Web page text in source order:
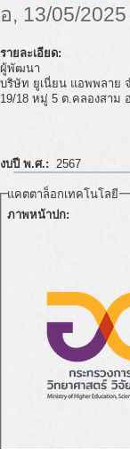
อ, 13/05/
รายละเอียด:
ผู้พัฒนา
บริษัท ยูเนี่ยน แอพพลาย
19/18 หมู่ 5 ต.คลองสาม
งบปี พ.ศ.: 2567
แคตตาล็อกเทคโนโลยี
ภาพหน้าปก: